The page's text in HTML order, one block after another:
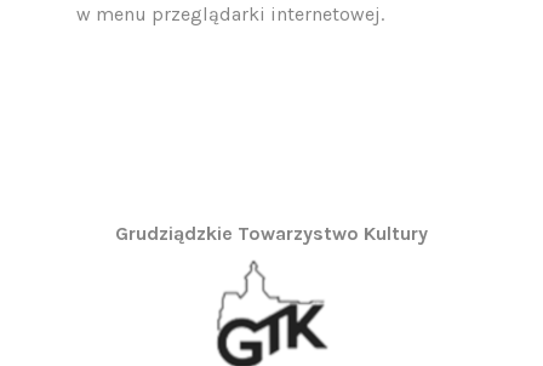
w menu przeglądarki internetowej.
Grudziądzkie Towarzystwo Kultury